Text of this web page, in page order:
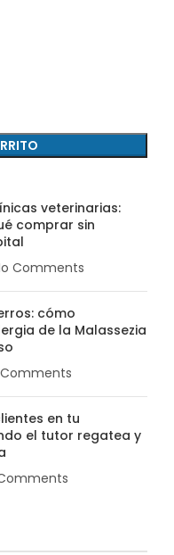
veterinarias:
comprar sin
Comments
cómo
de la Malassezia
en tu
el tutor regatea y